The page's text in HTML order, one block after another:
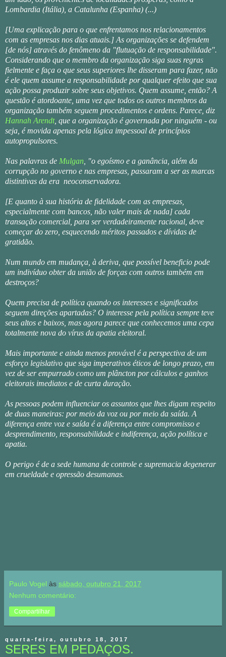
Lombardia (Itália), a Catalunha (Espanha) (...)
[Uma explicação para o que enfrentamos nos relacionamentos
com as empresas nos dias atuais.] As organizações se defendem
[de nós] através do fenômeno da "flutuação de responsabilidade".
Considerando que o membro da organização siga suas regras
fielmente e faça o que seus superiores lhe disseram para fazer, não
é ele quem assume a responsabilidade por qualquer efeito que sua
ação possa produzir sobre seus objetivos. Quem assume, então? A
questão é atordoante, uma vez que todos os outros membros da
organização também seguem procedimentos e ordens. Parece, diz
Hannah Arendt, que a organização é governada por ninguém - ou
seja, é movida apenas pela lógica impessoal de princípios
autopropulsores.
Nas palavras de Mulgan , "o egoísmo e a ganância, além da
corrupção no governo e nas empresas, passaram a ser as marcas
distintivas da era neoconservadora.
[E quanto à sua história de fidelidade com as empresas,
especialmente com bancos, não valer mais de nada] cada
transação comercial, para ser verdadeiramente racional, deve
começar do zero, esquecendo méritos passados e dívidas de
gratidão.
Num mundo em mudança, à deriva, que possível beneficio pode
um indivíduo obter da união de forças com outros também em
destroços?
Quem precisa de política quando os interesses e significados
seguem direções apartadas? O interesse pela política sempre teve
seus altos e baixos, mas agora parece que conhecemos uma cepa
totalmente nova do vírus da apatia eleitoral.
Mais importante e ainda menos provável é a perspectiva de um
esforço legislativo que siga imperativos éticos de longo prazo, em
vez de ser empurrado como um plâncton por cálculos e ganhos
eleitorais imediatos e de curta duração.
As pessoas podem influenciar os assuntos que lhes digam respeito
de duas maneiras: por meio da voz ou por meio da saída. A
diferença entre voz e saída é a diferença entre compromisso e
desprendimento, responsabilidade e indiferença, ação política e
apatia.
O perigo é de a sede humana de controle e supremacia degenerar
em crueldade e opressão desumanas.
Paulo Vogel às sábado, outubro 21, 2017
Nenhum comentário:
Compartilhar
quarta-feira, outubro 18, 2017
SERES EM PEDAÇOS.